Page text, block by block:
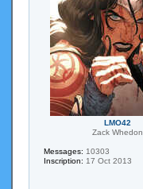
LMO42
Zack Whedon
Messages: 10303
Inscription: 17 Oct 2013